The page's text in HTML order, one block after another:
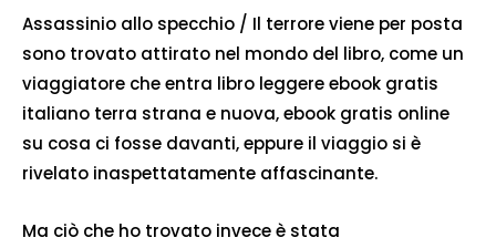
Assassinio allo specchio / Il terrore viene per posta
sono trovato attirato nel mondo del libro, come un
viaggiatore che entra libro leggere ebook gratis
italiano terra strana e nuova, ebook gratis online
su cosa ci fosse davanti, eppure il viaggio si è
rivelato inaspettatamente affascinante.
Ma ciò che ho trovato invece è stata